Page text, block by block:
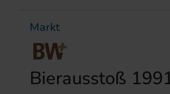
Markt
Bierausstoß